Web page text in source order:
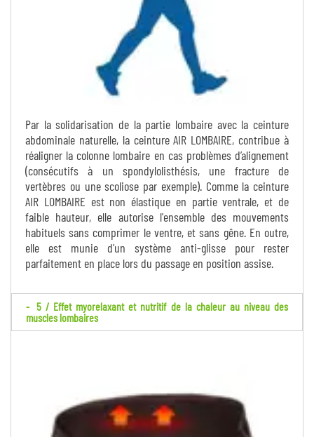
Par la solidarisation de la partie lombaire avec la ceinture
abdominale naturelle, la ceinture AIR LOMBAIRE, contribue à
réaligner la colonne lombaire en cas problèmes d’alignement
(consécutifs à un spondylolisthésis, une fracture de
vertèbres ou une scoliose par exemple). Comme la ceinture
AIR LOMBAIRE est non élastique en partie ventrale, et de
faible hauteur, elle autorise l'ensemble des mouvements
habituels sans comprimer le ventre, et sans gêne. En outre,
elle est munie d’un système anti-glisse pour rester
parfaitement en place lors du passage en position assise.
5 / Effet myorelaxant et nutritif de la chaleur au niveau des
muscles lombaires